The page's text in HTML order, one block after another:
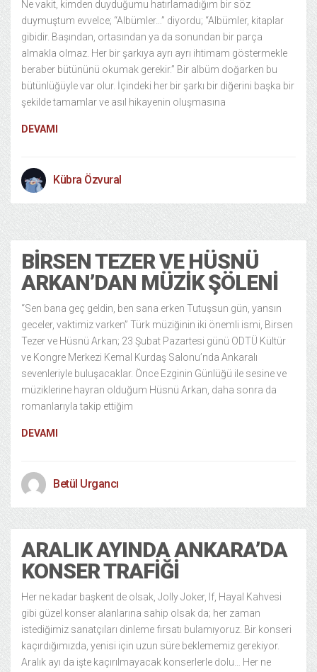
Ne vakit, kimden duyduğumu hatırlamadığım bir söz
duymuştum evvelce; “Albümler…” diyordu; “Albümler, kitaplar
gibidir. Başından, ortasından ya da sonundan bir parça
almakla olmaz. Her bir şarkıya ayrı ayrı ihtimam göstermekle
beraber bütününü okumak gerekir.” Bir albüm doğarken bu
bütünlüğüyle var olur. İçindeki her bir şarkı bir diğerini başka bir
şekilde tamamlar ve asıl hikayenin oluşmasına
DEVAMI
Kübra Özvural
Kültür Sanat
14/02/2015
BIRSEN TEZER VE HÜSNÜ
ARKAN’DAN MÜZIK ŞÖLENI
“Sen bana geç geldin, ben sana erken Tutuşsun gün, yansın
geceler, vaktimiz varken” Türk müziğinin iki önemli ismi, Birsen
Tezer ve Hüsnü Arkan; 23 Şubat Pazartesi günü ODTÜ Kültür
ve Kongre Merkezi Kemal Kurdaş Salonu’nda Ankaralı
sevenleriyle buluşacaklar. Önce Ezginin Günlüğü ile sesine ve
müziklerine hayran olduğum Hüsnü Arkan, daha sonra da
romanlarıyla takip ettiğim
DEVAMI
Betül Urgancı
ARALIK AYINDA ANKARA’DA
KONSER TRAFIĞI
Her ne kadar başkent de olsak, Jolly Joker, If, Hayal Kahvesi
gibi güzel konser alanlarına sahip olsak da; her zaman
istediğimiz sanatçıları dinleme fırsatı bulamıyoruz. Bir konseri
kaçırdığımızda, yenisi için uzun süre beklememiz gerekiyor.
Aralık ayı da işte kaçırılmayacak konserlerle dolu… Her ne